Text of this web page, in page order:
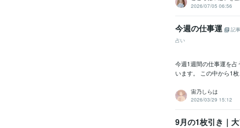
2026/07/05 06:56
今週の仕事運
記事
占い
今週1週間の仕事運を
います。 この中から1
宙乃しらは
2026/03/29 15:12
9月の1枚引き｜